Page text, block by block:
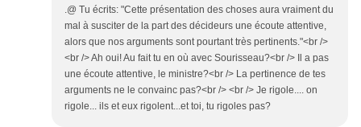
.@ Tu écrits: "Cette présentation des choses aura vraiment du
mal à susciter de la part des décideurs une écoute attentive,
alors que nos arguments sont pourtant très pertinents."<br />
<br /> Ah oui! Au fait tu en où avec Sourisseau?<br /> Il a pas
une écoute attentive, le ministre?<br /> La pertinence de tes
arguments ne le convainc pas?<br /> <br /> Je rigole.... on
rigole... ils et eux rigolent...et toi, tu rigoles pas?